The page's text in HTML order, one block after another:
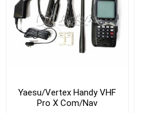
Yaesu/Vertex Handy VHF
Pro X Com/Nav